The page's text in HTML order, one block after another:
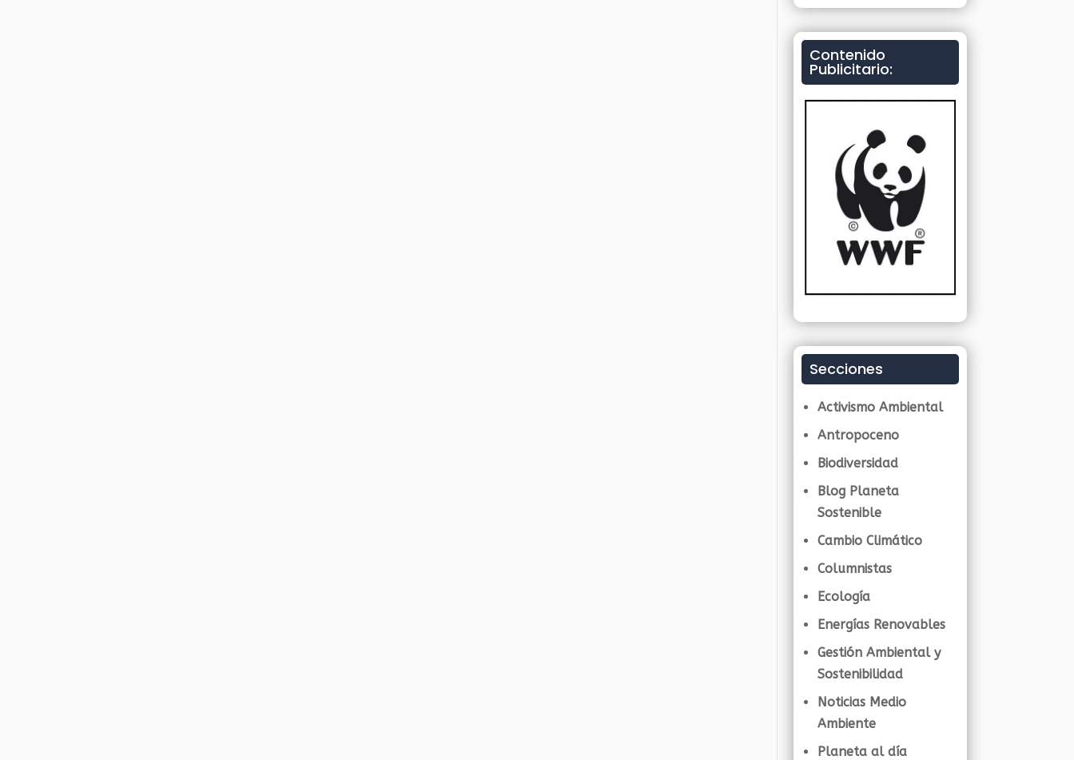
Contenido
Publicitario:
Secciones
Activismo Ambiental
Antropoceno
Biodiversidad
Blog Planeta
Sostenible
Cambio Climático
Columnistas
Ecología
Energías Renovables
Gestión Ambiental y
Sostenibilidad
Noticias Medio
Ambiente
Planeta al día